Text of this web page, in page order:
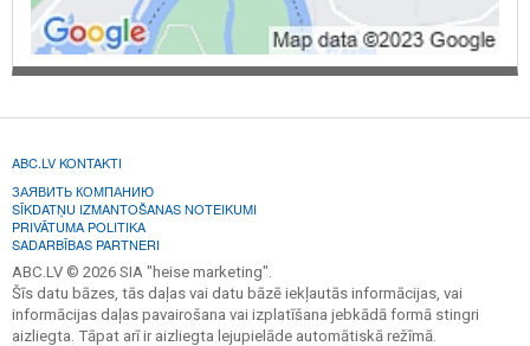
ABC.LV KONTAKTI
ЗАЯВИТЬ КОМПАНИЮ
SĪKDATŅU IZMANTOŠANAS NOTEIKUMI
PRIVĀTUMA POLITIKA
SADARBĪBAS PARTNERI
ABC.LV © 2026 SIA "heise marketing".
Šīs datu bāzes, tās daļas vai datu bāzē iekļautās informācijas, vai
informācijas daļas pavairošana vai izplatīšana jebkādā formā stingri
aizliegta. Tāpat arī ir aizliegta lejupielāde automātiskā režīmā.